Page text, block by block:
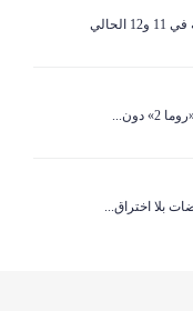
دون...
بلا اختراق...